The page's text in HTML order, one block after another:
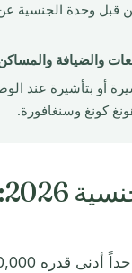
والضيافة
أو بتأشيرة عند
كونغ وسنغافورة.